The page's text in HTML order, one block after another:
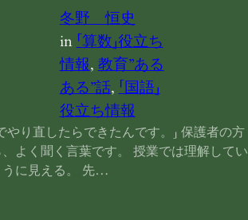
冬野 恒史
in「算数」役立ち
情報, 教育”ある
ある”話, 「国語」
役立ち情報
やり直したらできたんです。」 保護者の方
よく聞く言葉です。 授業では理解してい
うに見える。 先…